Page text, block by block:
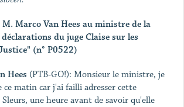
Marco Van Hees au ministre de la
du juge Claise sur les
(n° P0522)
Hees (PTB-GO!): Monsieur le ministre, je
ce matin car j'ai failli adresser cette
une heure avant de savoir qu'elle